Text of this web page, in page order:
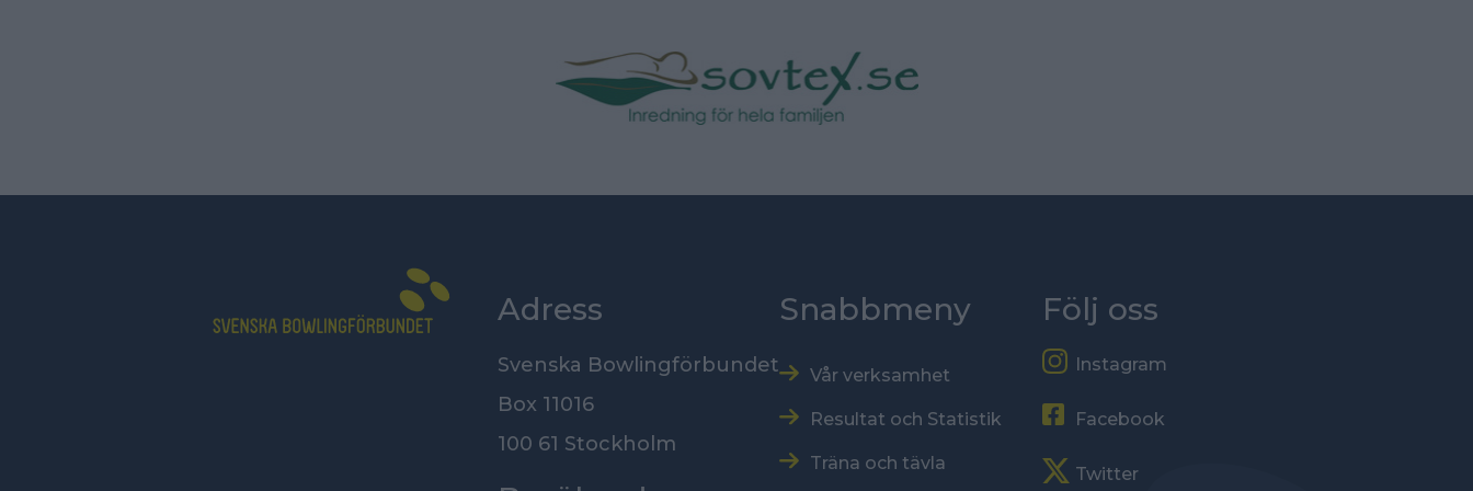
Adress
Svenska Bowlingförbundet
Box 11016
100 61 Stockholm
Snabbmeny
Vår verksamhet
Resultat och Statistik
Träna och tävla
Följ oss
Instagram
Facebook
Twitter